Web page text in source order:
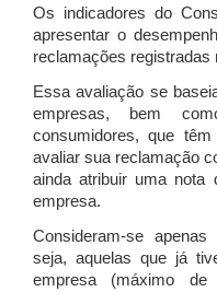
Os indicadores do
apresentar o
reclamações registradas
Essa avaliação se
empresas, bem
consumidores, que
avaliar sua reclamação
ainda atribuir uma nota
empresa.
Consideram-se
seja, aquelas que já
empresa (máximo